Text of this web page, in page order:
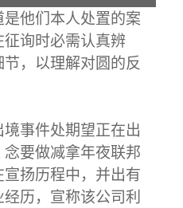
他们本人处置的案
询时必需认真辨
，以理解对圆的反
事件处期望正在出
要做减拿年夜联邦
扬历程中，并出有
历，宣称该公司利